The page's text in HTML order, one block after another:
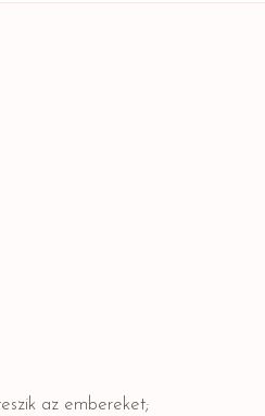
az embereket;